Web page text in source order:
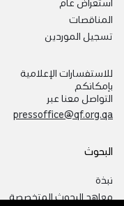
المناقصات
تسجيل الموردين
للاستفسارات الإعلامية
بإمكانكم
التواصل معنا عبر
pressoffice@qf.org.qa
البحوث
نبذة
معاهد البحوث المتخصصة